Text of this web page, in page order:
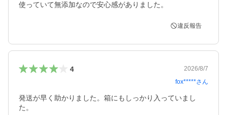
使っていて無添加なので安心感がありました。
違反報告
4
2026/8/7
fox*****さん
発送が早く助かりました。箱にもしっかり入っていまし
た。